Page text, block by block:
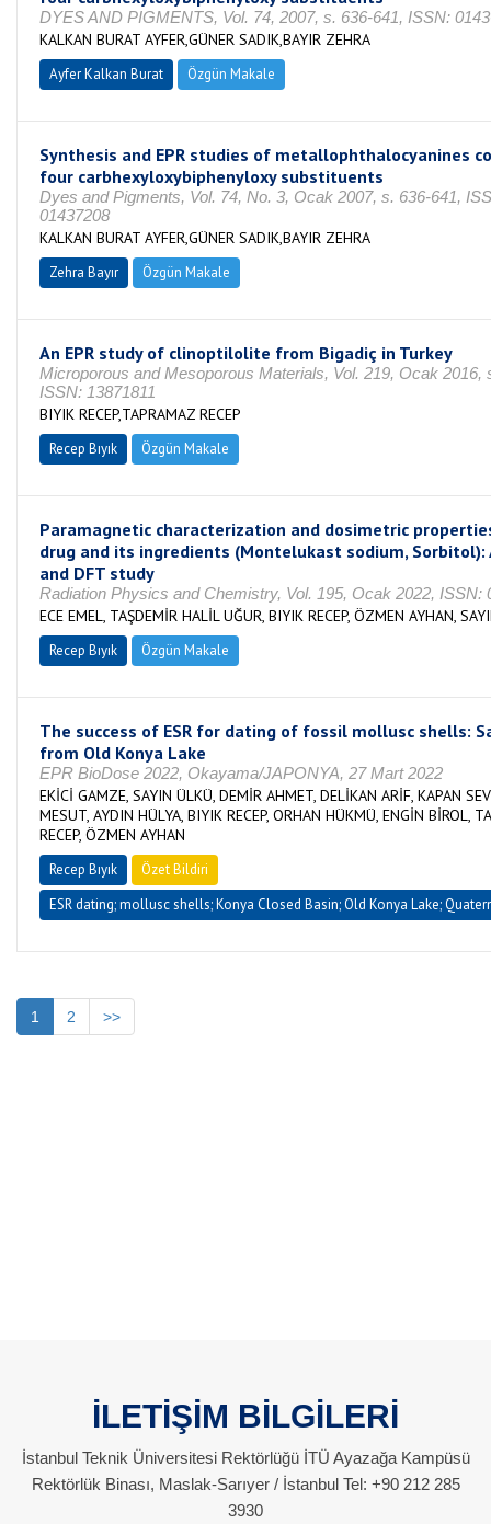
DYES AND PIGMENTS, Vol. 74, 2007, s. 636-641, ISSN:
KALKAN BURAT AYFER,GÜNER SADIK,BAYIR ZEHRA
Ayfer Kalkan Burat Özgün Makale
Synthesis and EPR studies of metallophthalocyanines
four carbhexyloxybiphenyloxy substituents
Dyes and Pigments, Vol. 74, No. 3, Ocak 2007, s. 636-641,
01437208
KALKAN BURAT AYFER,GÜNER SADIK,BAYIR ZEHRA
Zehra Bayır Özgün Makale
An EPR study of clinoptilolite from Bigadiç in Turkey
Microporous and Mesoporous Materials, Vol. 219, Ocak 2016,
ISSN: 13871811
BIYIK RECEP,TAPRAMAZ RECEP
Recep Bıyık Özgün Makale
Paramagnetic characterization and dosimetric
drug and its ingredients (Montelukast sodium, Sorbitol):
and DFT study
Radiation Physics and Chemistry, Vol. 195, Ocak 2022, ISSN:
ECE EMEL, TAŞDEMİR HALİL UĞUR, BIYIK RECEP, ÖZMEN AYHAN,
Recep Bıyık Özgün Makale
The success of ESR for dating of fossil mollusc shells:
from Old Konya Lake
EPR BioDose 2022, Okayama/JAPONYA, 27 Mart 2022
EKİCİ GAMZE, SAYIN ÜLKÜ, DEMİR AHMET, DELİKAN ARİF, KAPAN
MESUT, AYDIN HÜLYA, BIYIK RECEP, ORHAN HÜKMÜ, ENGİN BİROL,
RECEP, ÖZMEN AYHAN
Recep Bıyık
Özet Bildiri
ESR dating; mollusc shells; Konya Closed Basin; Old Konya Lake;
1 2 >>
İLETİŞİM BİLGİLERİ
İstanbul Teknik Üniversitesi Rektörlüğü İTÜ Ayazağa Kampüsü
Rektörlük Binası, Maslak-Sarıyer / İstanbul Tel: +90 212 285
3930